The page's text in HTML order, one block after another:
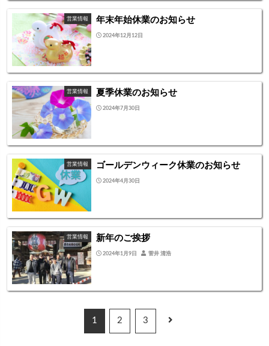
営業情報 年末年始休業のお知らせ
2024年12月12日
営業情報 夏季休業のお知らせ
2024年7月30日
営業情報 ゴールデンウィーク休業のお知らせ
2024年4月30日
営業情報 新年のご挨拶
2024年1月9日 菅井 清浩
1 2 3